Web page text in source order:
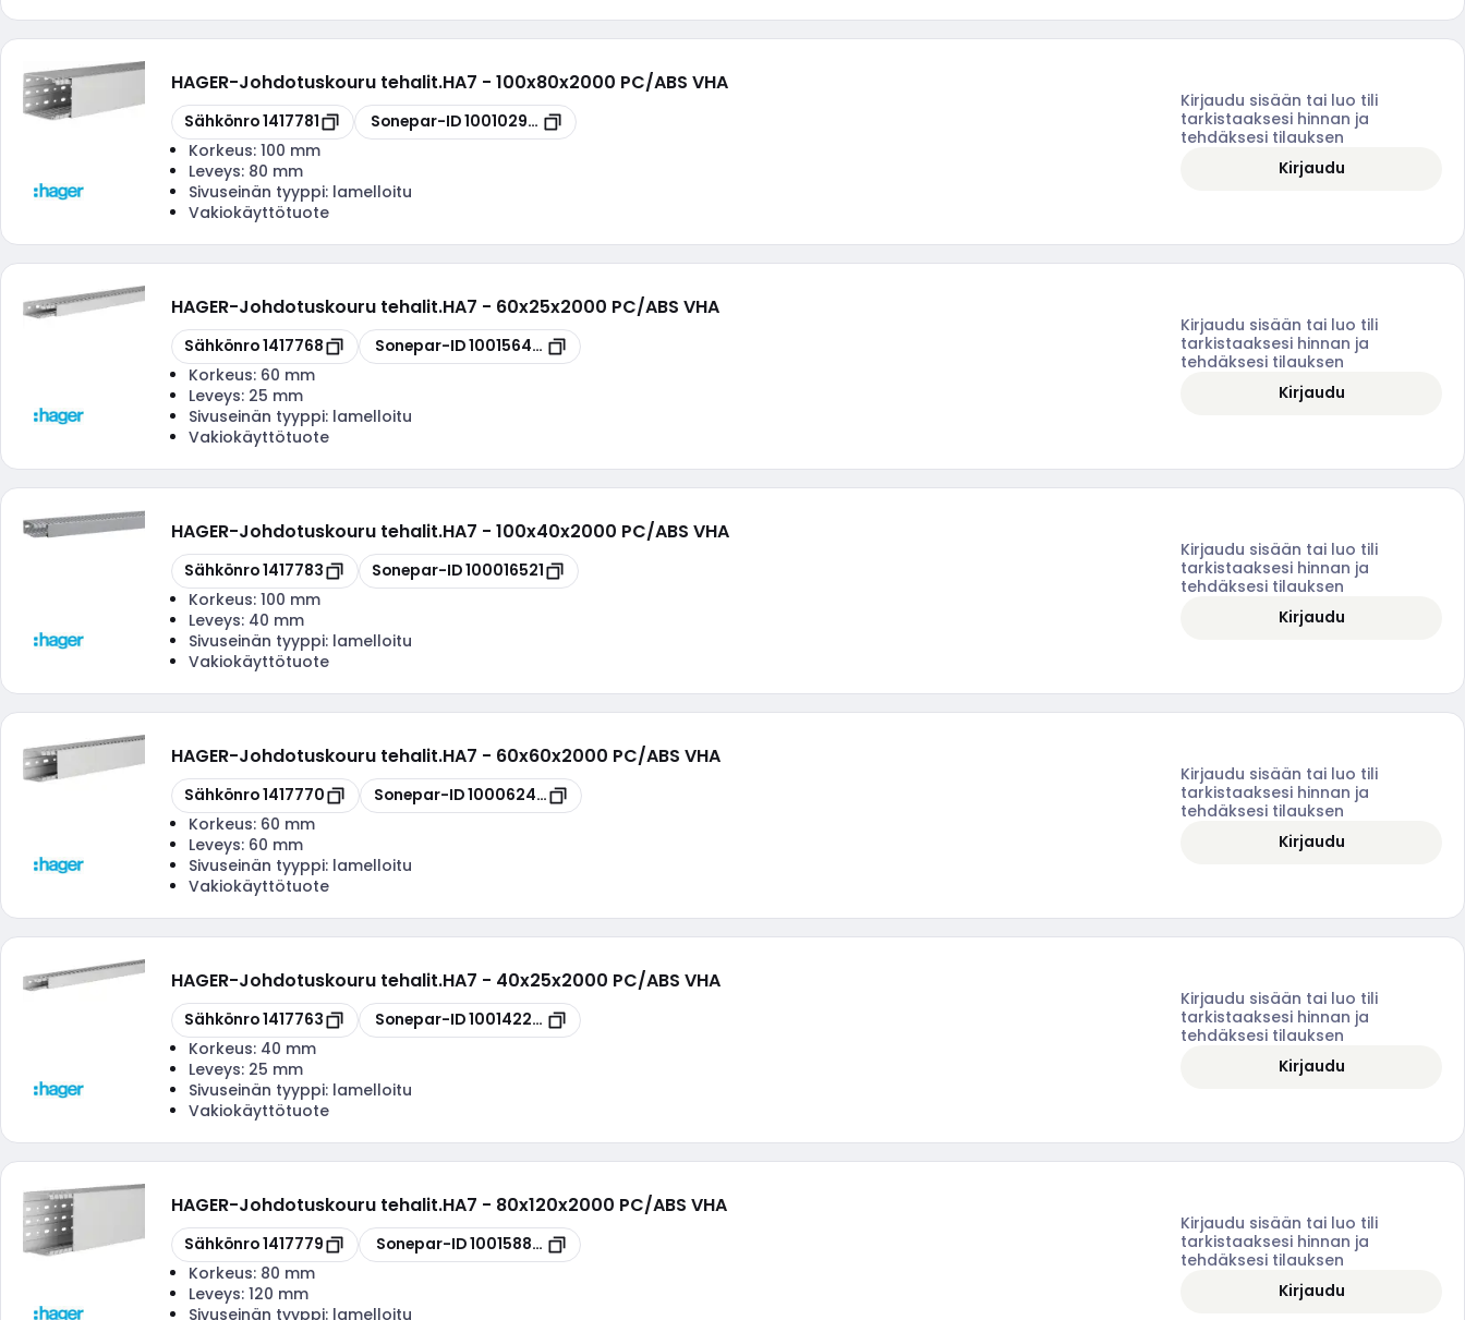
HAGER-Johdotuskouru tehalit.HA7 - 100x80x2000 PC/ABS VHA
Kopioi
Sähkönro1417781 Kopioi
Sonepar-ID100102929
Korkeus: 100 mm
Leveys: 80 mm
Sivuseinän tyyppi: lamelloitu
Vakiokäyttötuote
Kirjaudu sisään tai luo tili
tarkistaaksesi hinnan ja
tehdäksesi tilauksen
Kirjaudu
HAGER-Johdotuskouru tehalit.HA7 - 60x25x2000 PC/ABS VHA
Kopioi
Sähkönro1417768 Kopioi
Sonepar-ID100156474
Korkeus: 60 mm
Leveys: 25 mm
Sivuseinän tyyppi: lamelloitu
Vakiokäyttötuote
Kirjaudu sisään tai luo tili
tarkistaaksesi hinnan ja
tehdäksesi tilauksen
Kirjaudu
HAGER-Johdotuskouru tehalit.HA7 - 100x40x2000 PC/ABS VHA
Kopioi
Sähkönro1417783 Kopioi
Sonepar-ID100016521
Korkeus: 100 mm
Leveys: 40 mm
Sivuseinän tyyppi: lamelloitu
Vakiokäyttötuote
Kirjaudu sisään tai luo tili
tarkistaaksesi hinnan ja
tehdäksesi tilauksen
Kirjaudu
HAGER-Johdotuskouru tehalit.HA7 - 60x60x2000 PC/ABS VHA
Kopioi
Sähkönro1417770 Kopioi
Sonepar-ID100062433
Korkeus: 60 mm
Leveys: 60 mm
Sivuseinän tyyppi: lamelloitu
Vakiokäyttötuote
Kirjaudu sisään tai luo tili
tarkistaaksesi hinnan ja
tehdäksesi tilauksen
Kirjaudu
HAGER-Johdotuskouru tehalit.HA7 - 40x25x2000 PC/ABS VHA
Kopioi
Sähkönro1417763 Kopioi
Sonepar-ID100142200
Korkeus: 40 mm
Leveys: 25 mm
Sivuseinän tyyppi: lamelloitu
Vakiokäyttötuote
Kirjaudu sisään tai luo tili
tarkistaaksesi hinnan ja
tehdäksesi tilauksen
Kirjaudu
HAGER-Johdotuskouru tehalit.HA7 - 80x120x2000 PC/ABS VHA
Kopioi
Sähkönro1417779 Kopioi
Sonepar-ID100158853
Korkeus: 80 mm
Leveys: 120 mm
Sivuseinän tyyppi: lamelloitu
Kirjaudu sisään tai luo tili
tarkistaaksesi hinnan ja
tehdäksesi tilauksen
Kirjaudu